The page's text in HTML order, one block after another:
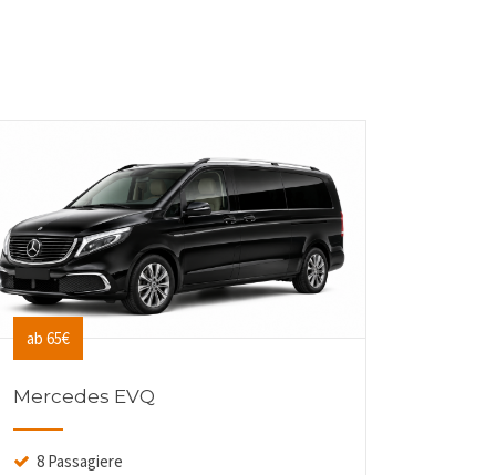
ab 65€
Mercedes EVQ
8 Passagiere